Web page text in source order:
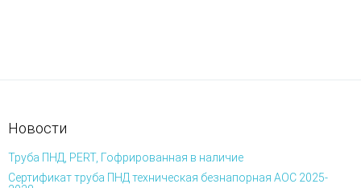
Новости
Труба ПНД, PERT, Гофрированная в наличие
Сертификат труба ПНД техническая безнапорная АОС 2025-